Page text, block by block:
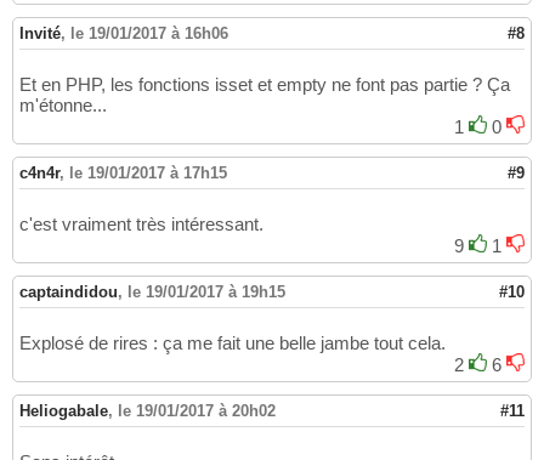
Invité, le 19/01/2017 à 16h06 #8
Et en PHP, les fonctions isset et empty ne font pas partie ? Ça
m'étonne...
1
0
c4n4r, le 19/01/2017 à 17h15 #9
c'est vraiment très intéressant.
9
1
captaindidou, le 19/01/2017 à 19h15 #10
Explosé de rires : ça me fait une belle jambe tout cela.
2
6
Heliogabale, le 19/01/2017 à 20h02 #11